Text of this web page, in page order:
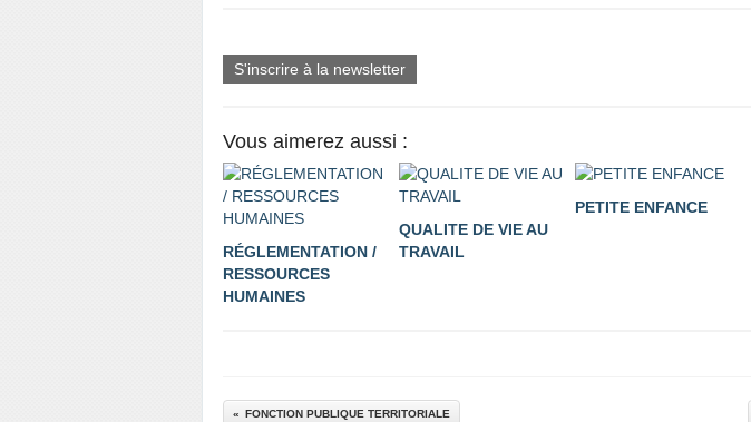
S'inscrire à la newsletter
Vous aimerez aussi :
RÉGLEMENTATION /
RESSOURCES
HUMAINES
QUALITE DE VIE AU
TRAVAIL
PETITE ENFANCE
FONCTION PUBLIQUE TERRITORIALE